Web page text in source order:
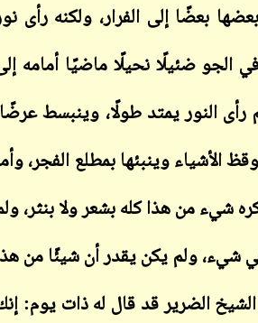
بعضًا إلى الفرار، ولكنه رأى
الجو ضئيلًا نحيلًا ماضيًا أمامه
النور يمتد طولًا، وينبسط
الأشياء وينبئها بمطلع الفجر،
شيء من هذا كله بشعر ولا بنثر،
شيء، ولم يكن يقدر أن شيئًا من
الضرير قد قال له ذات يوم:
ابن أبي صادق
ابن أبي صادق
ابن أبي صادق